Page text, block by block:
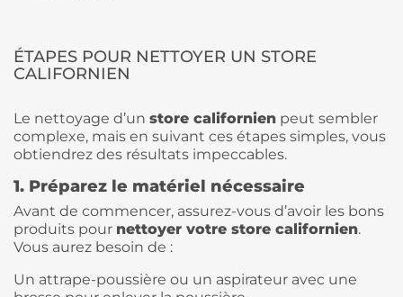
ÉTAPES POUR NETTOYER UN STORE
CALIFORNIEN
Le nettoyage d’un store californien peut sembler
complexe, mais en suivant ces étapes simples, vous
obtiendrez des résultats impeccables.
1. Préparez le matériel nécessaire
Avant de commencer, assurez-vous d’avoir les bons
produits pour nettoyer votre store californien.
Vous aurez besoin de :
Un attrape-poussière ou un aspirateur avec une